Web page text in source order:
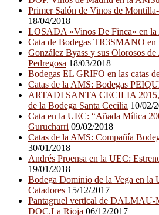
Primer Salón de Vinos de
18/04/2018
LOSADA «Vinos De Finca» en la
Cata de Bodegas TR3SMANO en
González Byass y sus Olorosos
Pedregosa 18/03/2018
Bodegas EL GRIFO en las catas
Catas de la AMS: Bodegas
ARTADI SANTA CECILIA 2015,
de la Bodega Santa Cecilia 10/02/
Cata en la UEC: “Añada Mítica
Gurucharri 09/02/2018
Catas de la AMS: Compañía
30/01/2018
Andrés Proensa en la UEC:
19/01/2018
Bodega Dominio de la Vega en la
Catadores 15/12/2017
Pantagruel vertical de DALMAU-
DOC.La Rioja 06/12/2017